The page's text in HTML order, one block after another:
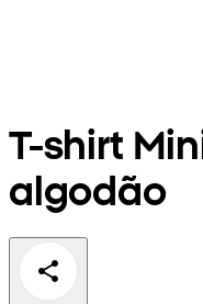
T-shirt
algodão